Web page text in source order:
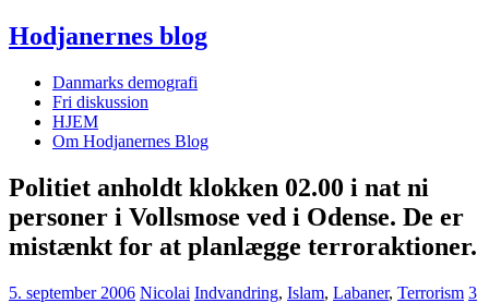
Hodjanernes blog
Danmarks demografi
Fri diskussion
HJEM
Om Hodjanernes Blog
Politiet anholdt klokken 02.00 i nat ni
personer i Vollsmose ved i Odense. De er
mistænkt for at planlægge terroraktioner.
5. september 2006 Nicolai Indvandring, Islam, Labaner, Terrorism 3